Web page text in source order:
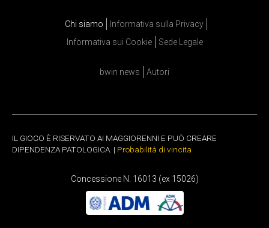
Chi siamo
Informativa sulla Privacy
Informativa sui Cookie
Sede Legale
bwin news Autori
IL GIOCO È RISERVATO AI MAGGIORENNI E PUÒ CREARE
DIPENDENZA PATOLOGICA. | Probabilità di vincita
Concessione N. 16013 (ex 15026)